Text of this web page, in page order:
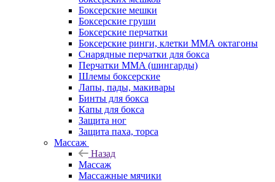
Боксерские мешки
Боксерские груши
Боксерские перчатки
Боксерские ринги, клетки ММА октагоны
Снарядные перчатки для бокса
Перчатки MMA (шингарды)
Шлемы боксерские
Лапы, пады, макивары
Бинты для бокса
Капы для бокса
Защита ног
Защита паха, торса
Массаж
Назад
Массаж
Массажные мячики